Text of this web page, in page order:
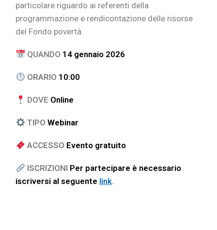
particolare riguardo ai referenti della
programmazione e rendicontazione delle risorse
del Fondo povertà.
QUANDO 14 gennaio 2026
ORARIO 10:00
DOVE Online
TIPO Webinar
ACCESSO Evento gratuito
ISCRIZIONI Per partecipare è necessario
iscriversi al seguente link.